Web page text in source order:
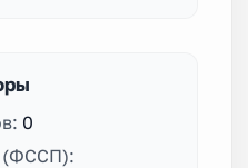
0
(ФССП):